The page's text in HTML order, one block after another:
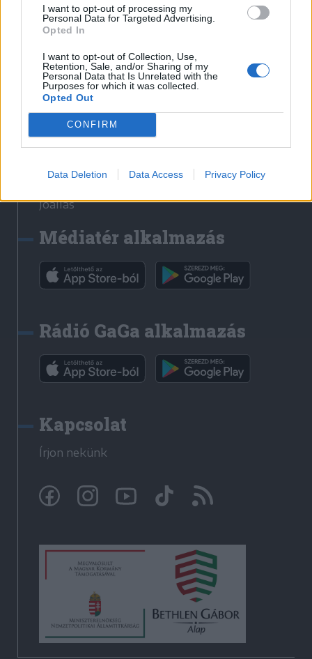
I want to opt-out of processing my
Personal Data for Targeted Advertising.
Opted In
I want to opt-out of Collection, Use,
Retention, Sale, and/or Sharing of my
Personal Data that Is Unrelated with the
Purposes for which it was collected.
Opted Out
CONFIRM
Data Deletion Data Access Privacy Policy
Médiatér
Székely Sport
Liget
Bihari Napló
Erdélyi Napló
Főtér
Jóállás
Médiatér alkalmazás
Rádió GaGa alkalmazás
Kapcsolat
Írjon nekünk